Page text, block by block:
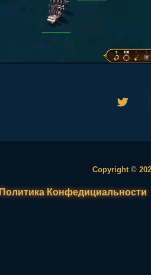
Copyright ©
Политика Конфедициальности